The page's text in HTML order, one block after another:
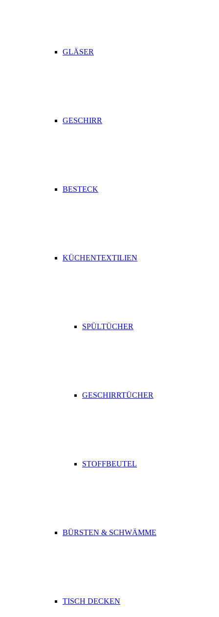
GLÄSER
GESCHIRR
BESTECK
KÜCHENTEXTILIEN
SPÜLTÜCHER
GESCHIRRTÜCHER
STOFFBEUTEL
BÜRSTEN & SCHWÄMME
TISCH DECKEN